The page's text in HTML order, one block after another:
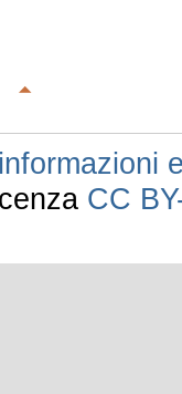
informazioni
CC